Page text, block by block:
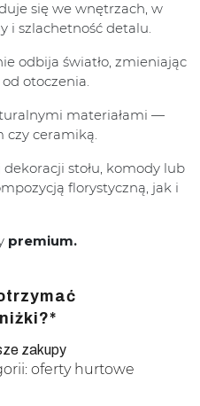
się we wnętrzach, w
i szlachetność detalu.
odbija światło, zmieniając
otoczenia.
materiałami —
czy ceramiką.
stołu, komody lub
florystyczną, jak i
premium.
zakupy
oferty hurtowe